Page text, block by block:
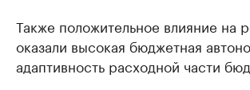
Также положительное влияние на
оказали высокая бюджетная
адаптивность расходной части